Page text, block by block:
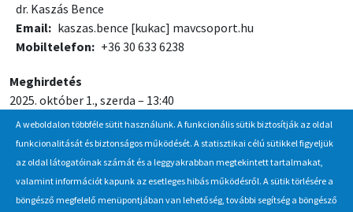
dr. Kaszás Bence
Email
kaszas.bence [kukac] mavcsoport.hu
Mobiltelefon
+36 30 633 6238
Meghirdetés
2025. október 1., szerda – 13:40
Jelentkezési / beadási határidő
2025. október 22., szerda – 12:00
A weboldalon többféle sütit használunk. A funkcionális sütik biztosítják az oldal
funkcionalitását és biztonságos működését. A statisztikai célú sütikkel figyeljük
az oldal látogatóinak számát és a leggyakrabban megtekintett tartalmakat,
valamint információt kapunk az esetleges hibás működésről. A sütik törlésére a
böngésző megfelelő menüpontjában van lehetőség, további segítség a böngésző